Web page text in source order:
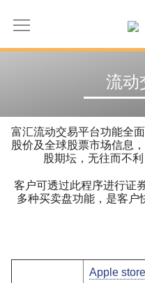
流动
富汇流动交易平台功能全
股价及全球股票市场信息
股期坛，无往而不
客户可透过此程序进行证
多种买卖盘功能，是客户
Apple